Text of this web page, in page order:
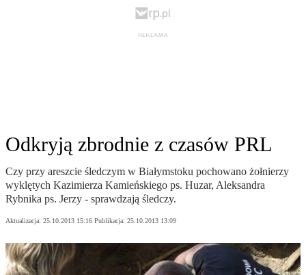
Odkryją zbrodnie z czasów PRL
Czy przy areszcie śledczym w Białymstoku pochowano żołnierzy
wyklętych Kazimierza Kamieńskiego ps. Huzar, Aleksandra
Rybnika ps. Jerzy - sprawdzają śledczy.
Aktualizacja: 25.10.2013 15:16 Publikacja: 25.10.2013 13:09